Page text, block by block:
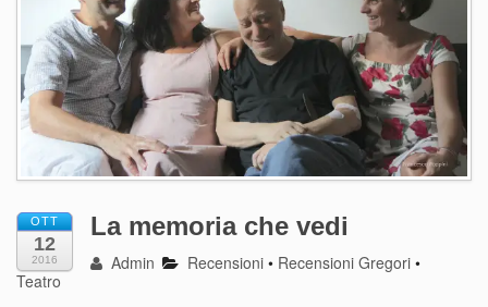
OTT
12
2016
La memoria che vedi
Admin Recensioni • Recensioni Gregori •
Teatro